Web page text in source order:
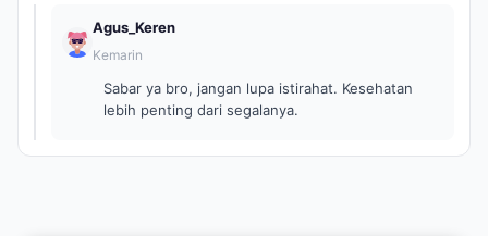
Agus_Keren
Kemarin
Sabar ya bro, jangan lupa istirahat. Kesehatan
lebih penting dari segalanya.